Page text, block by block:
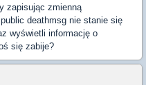
zapisując zmienną
deathmsg nie stanie się
wyświetli informację o
się zabije?